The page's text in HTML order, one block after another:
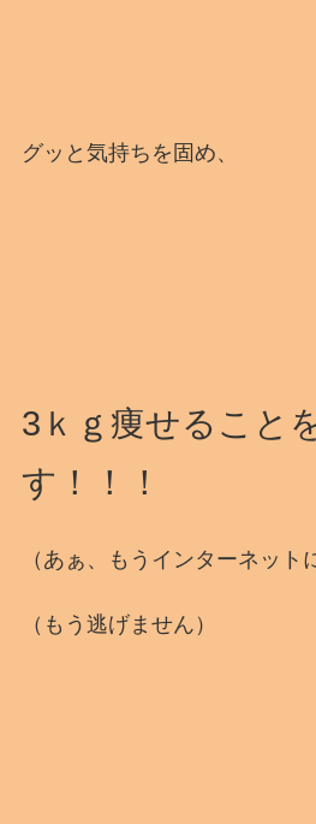
グッと気持ちを固め、
3ｋｇ痩せること
す！！！
（あぁ、もうインターネット
（もう逃げません）